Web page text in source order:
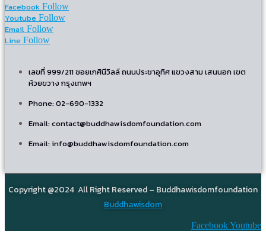
Facebook Follow
Youtube Follow
Email Follow
Line Follow
เลขที่ 999/211 ซอยเกศินีวิลล์ ถนนประชาอุทิศ แขวงสาม เสนนอก เขต
ห้วยขวาง กรุงเทพฯ
Phone: 02-690-1332
Email: contact@buddhawisdomfoundation.com
Email: info@buddhawisdomfoundation.com
Copyright @2024 All Right Reserved – Buddhawisdomfoundation
Buddhawisdom
FacebookYoutube